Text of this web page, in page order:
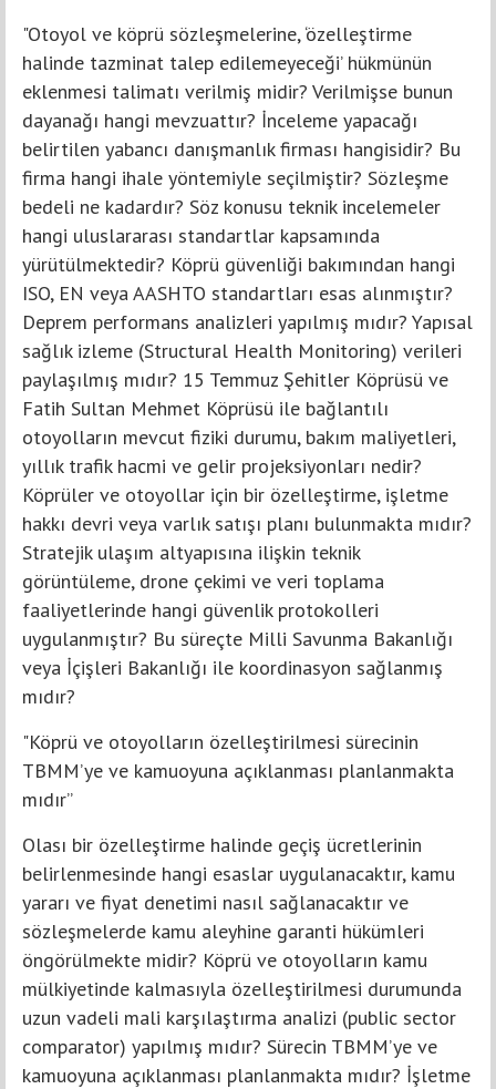
"Otoyol ve köprü sözleşmelerine, ‘özelleştirme
halinde tazminat talep edilemeyeceği’ hükmünün
eklenmesi talimatı verilmiş midir? Verilmişse bunun
dayanağı hangi mevzuattır? İnceleme yapacağı
belirtilen yabancı danışmanlık firması hangisidir? Bu
firma hangi ihale yöntemiyle seçilmiştir? Sözleşme
bedeli ne kadardır? Söz konusu teknik incelemeler
hangi uluslararası standartlar kapsamında
yürütülmektedir? Köprü güvenliği bakımından hangi
ISO, EN veya AASHTO standartları esas alınmıştır?
Deprem performans analizleri yapılmış mıdır? Yapısal
sağlık izleme (Structural Health Monitoring) verileri
paylaşılmış mıdır? 15 Temmuz Şehitler Köprüsü ve
Fatih Sultan Mehmet Köprüsü ile bağlantılı
otoyolların mevcut fiziki durumu, bakım maliyetleri,
yıllık trafik hacmi ve gelir projeksiyonları nedir?
Köprüler ve otoyollar için bir özelleştirme, işletme
hakkı devri veya varlık satışı planı bulunmakta mıdır?
Stratejik ulaşım altyapısına ilişkin teknik
görüntüleme, drone çekimi ve veri toplama
faaliyetlerinde hangi güvenlik protokolleri
uygulanmıştır? Bu süreçte Milli Savunma Bakanlığı
veya İçişleri Bakanlığı ile koordinasyon sağlanmış
mıdır?
"Köprü ve otoyolların özelleştirilmesi sürecinin
TBMM’ye ve kamuoyuna açıklanması planlanmakta
mıdır”
Olası bir özelleştirme halinde geçiş ücretlerinin
belirlenmesinde hangi esaslar uygulanacaktır, kamu
yararı ve fiyat denetimi nasıl sağlanacaktır ve
sözleşmelerde kamu aleyhine garanti hükümleri
öngörülmekte midir? Köprü ve otoyolların kamu
mülkiyetinde kalmasıyla özelleştirilmesi durumunda
uzun vadeli mali karşılaştırma analizi (public sector
comparator) yapılmış mıdır? Sürecin TBMM’ye ve
kamuoyuna açıklanması planlanmakta mıdır? İşletme